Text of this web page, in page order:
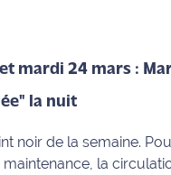
mardi 24 mars :
la nuit
noir de la semaine.
la